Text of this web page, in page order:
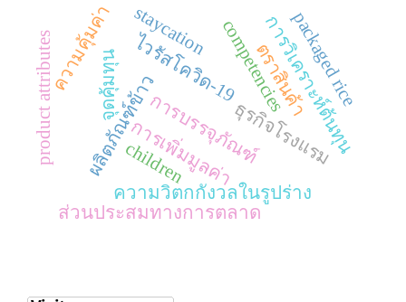
ไวรัสโควิด-19
ผลิตภัณฑ์ข้าวการเพิ่มมูลค่า
การบรรจุภัณฑ์
ตราสินค้า
ธุรกิจโรงแรม
ความวิตกกังวลในรูปร่าง
จุดคุ้มทุน
ความคุ้มค่า การวิเคราะห์ต้นทุน
ส่วนประสมทางการตลาด
competencies
product attributes packaged rice
children
staycation